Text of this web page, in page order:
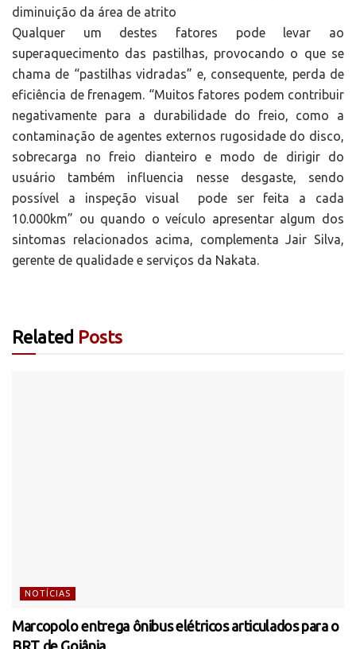
diminuição da área de atrito
Qualquer um destes fatores pode levar ao
superaquecimento das pastilhas, provocando o que se
chama de “pastilhas vidradas” e, consequente, perda de
eficiência de frenagem. “Muitos fatores podem contribuir
negativamente para a durabilidade do freio, como a
contaminação de agentes externos rugosidade do disco,
sobrecarga no freio dianteiro e modo de dirigir do
usuário também influencia nesse desgaste, sendo
possível a inspeção visual pode ser feita a cada
10.000km” ou quando o veículo apresentar algum dos
sintomas relacionados acima, complementa Jair Silva,
gerente de qualidade e serviços da Nakata.
Related Posts
NOTÍCIAS
Marcopolo entrega ônibus elétricos articulados para o
BRT de Goiânia